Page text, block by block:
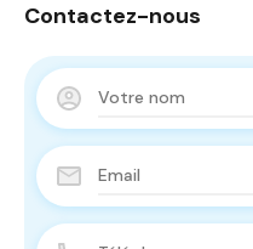
Contactez-nous